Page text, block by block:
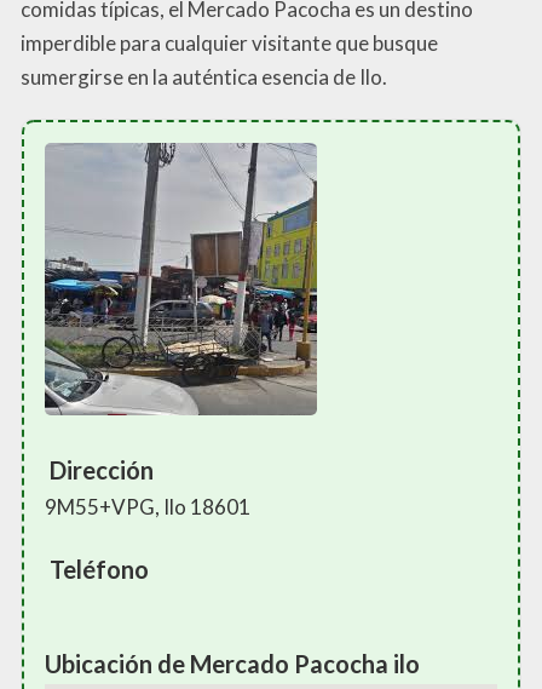
comidas típicas, el Mercado Pacocha es un destino
imperdible para cualquier visitante que busque
sumergirse en la auténtica esencia de Ilo.
Dirección
9M55+VPG, Ilo 18601
Teléfono
Ubicación de Mercado Pacocha ilo